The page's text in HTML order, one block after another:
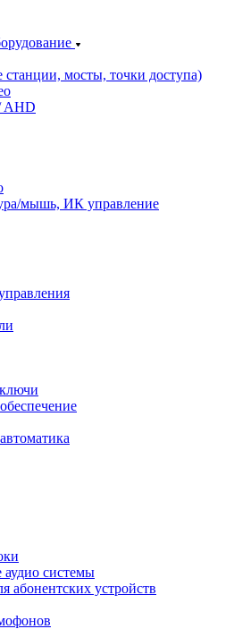
станции, мосты, точки доступа)
AHD
мышь, ИК управление
системы
абонентских устройств